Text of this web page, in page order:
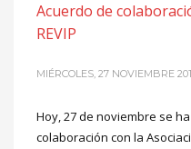
Acuerdo de
REVIP
MIÉRCOLES, 27 NOVIEMBRE
Hoy, 27 de noviembre se
colaboración con la